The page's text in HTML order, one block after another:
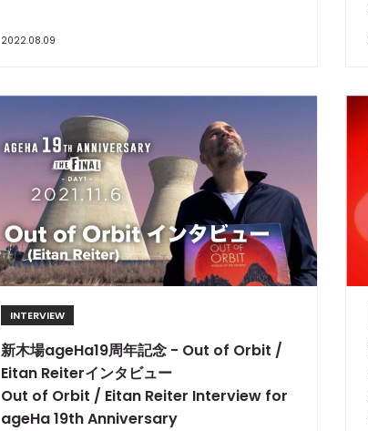
2022.08.09
INTERVIEW
新木場ageHa19周年記念 - Out of Orbit /
Eitan Reiterインタビュー
Out of Orbit / Eitan Reiter Interview for
ageHa 19th Anniversary